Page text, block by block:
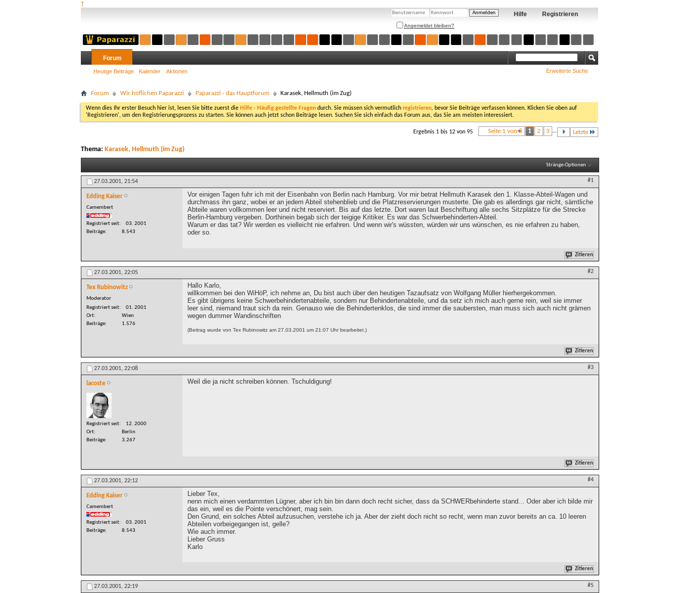
†
Registrieren
Hilfe
Angemeldet bleiben?
Forum
Heutige Beiträge Kalender Aktionen Erweiterte Suche
Forum Wir höflichen Paparazzi Paparazzi - das Hauptforum Karasek, Hellmuth (im Zug)
Wenn dies Ihr erster Besuch hier ist, lesen Sie bitte zuerst die Hilfe - Häufig gestellte Fragen durch. Sie müssen sich vermutlich registrieren, bevor Sie Beiträge verfassen können. Klicken Sie oben auf
'Registrieren', um den Registrierungsprozess zu starten. Sie können auch jetzt schon Beiträge lesen. Suchen Sie sich einfach das Forum aus, das Sie am meisten interessiert.
Seite 1 von 8 1 2 3 ... Letzte
Ergebnis 1 bis 12 von 95
Thema: Karasek, Hellmuth (im Zug)
Stränge-Optionen
27.03.2001, 21:54 #1
Edding Kaiser
Camembert
Registriert seit
03. 2001
Beiträge
8.543
Vor einigen Tagen fuhr ich mit der Eisenbahn von Berlin nach Hamburg. Vor mir betrat Hellmuth Karasek den 1. Klasse-Abteil-Wagen und
durchmass ihn ganz, wobei er an jedem Abteil stehenblieb und die Platzreservierungen musterte. Die gab es allerdings gar nicht, sämtliche
Abteile waren vollkommen leer und nicht reserviert. Bis auf das letzte. Dort waren laut Beschriftung alle sechs Sitzplätze für die Strecke
Berlin-Hamburg vergeben. Dorthinein begab sich der teigige Kritiker. Es war das Schwerbehinderten-Abteil.
Warum er das tat? Wir werden es vielleicht nie erfahren. Und wenn wir's wüssten, würden wir uns wünschen, es nie erfahren zu haben,
oder so.
Zitieren
27.03.2001, 22:05 #2
Tex Rubinowitz
Moderator
Registriert seit
01. 2001
Ort
Wien
Beiträge
1.576
Hallo Karlo,
willkommen bei den WiHöP, ich nehme an, Du bist auch über den heutigen Tazaufsatz von Wolfgang Müller hierhergekommen.
Es gibt übrigens keine Schwerbehindertenabteile, sondern nur Behindertenabteile, und da setz ich mich auch gerne rein, weil sie immer
leer sind, niemand traut sich da rein. Genauso wie die Behindertenklos, die sind immer die saubersten, man muss sich auch nicht grämen
wegen dummer Wandinschriften
(Beitrag wurde von Tex Rubinowitz am 27.03.2001 um 21:07 Uhr bearbeitet.)
Zitieren
27.03.2001, 22:08 #3
lacoste
Registriert seit
12. 2000
Ort
Berlin
Beiträge
3.267
Weil die ja nicht schreiben können. Tschuldigung!
Zitieren
27.03.2001, 22:12 #4
Edding Kaiser
Camembert
Registriert seit
03. 2001
Beiträge
8.543
Lieber Tex,
nenn mich einen verdammten Lügner, aber ich bin bin dann doch recht sicher, dass da SCHWERbehinderte stand... Oder aber ich bilde mir
das ein, weil es die Pointe verschönert, mag sein.
Den Grund, ein solches Abteil aufzusuchen, verstehe ich ja. Aber der zieht doch nicht so recht, wenn man zuvor bereits an ca. 10 leeren
Abteilen vorbeigegangen ist, gelle?
Wie auch immer.
Lieber Gruss
Karlo
Zitieren
27.03.2001, 22:19 #5